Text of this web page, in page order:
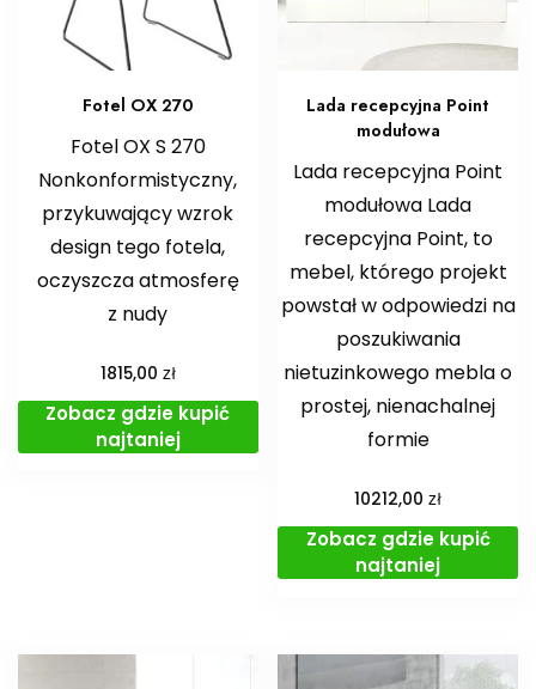
Fotel OX 270
Fotel OX S 270
Nonkonformistyczny,
przykuwający wzrok
design tego fotela,
oczyszcza atmosferę
z nudy
1815,00 zł
Zobacz gdzie kupić
najtaniej
Lada recepcyjna Point
modułowa
Lada recepcyjna Point
modułowa Lada
recepcyjna Point, to
mebel, którego projekt
powstał w odpowiedzi na
poszukiwania
nietuzinkowego mebla o
prostej, nienachalnej
formie
10212,00zł
Zobacz gdzie kupić
najtaniej